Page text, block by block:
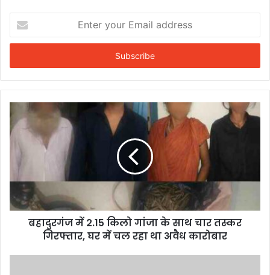
your
Email
बहादुरगंज में 2.15 किलो गांजा के साथ चार तस्कर
गिरफ्तार, घर में चल रहा था अवैध कारोबार